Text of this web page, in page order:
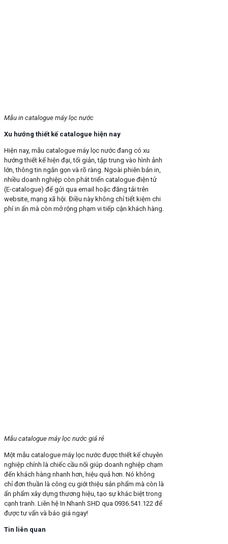
Mẫu in catalogue máy lọc nước
Xu hướng thiết kế catalogue hiện nay
Hiện nay, mẫu catalogue máy lọc nước đang có xu
hướng thiết kế hiện đại, tối giản, tập trung vào hình ảnh
lớn, thông tin ngắn gọn và rõ ràng. Ngoài phiên bản in,
nhiều doanh nghiệp còn phát triển catalogue điện tử
(E-catalogue) để gửi qua email hoặc đăng tải trên
website, mạng xã hội. Điều này không chỉ tiết kiệm chi
phí in ấn mà còn mở rộng phạm vi tiếp cận khách hàng.
Mẫu catalogue máy lọc nước giá rẻ
Một mẫu catalogue máy lọc nước được thiết kế chuyên
nghiệp chính là chiếc cầu nối giúp doanh nghiệp chạm
đến khách hàng nhanh hơn, hiệu quả hơn. Nó không
chỉ đơn thuần là công cụ giới thiệu sản phẩm mà còn là
ấn phẩm xây dựng thương hiệu, tạo sự khác biệt trong
cạnh tranh. Liên hệ In Nhanh SHD qua 0936.541.122 để
được tư vấn và báo giá ngay!
Tin liên quan